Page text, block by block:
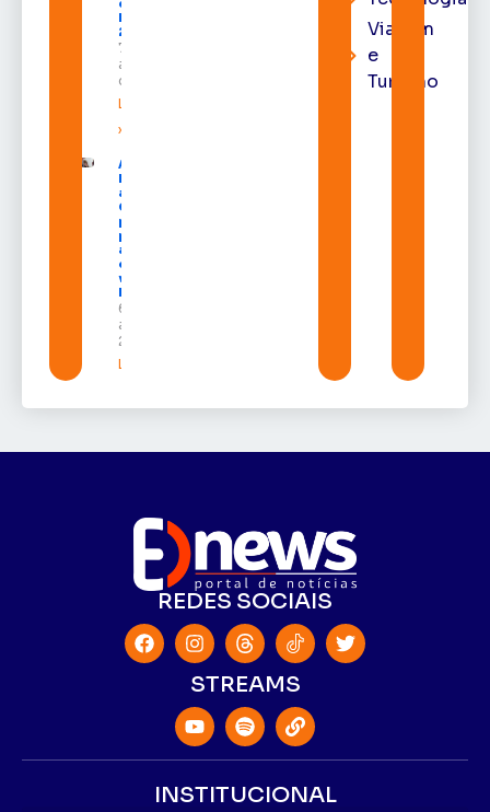
Expofeira
2026
7 de
agosto
de 2026
Leia mais
»
Após veto,
Lula envia
ao
Congresso
projeto
para criar
a UNIFRON
e grava
vídeo para
Randolfe
6 de
agosto de
2026
Leia mais »
Viagem
e
Turismo
REDES SOCIAIS
STREAMS
INSTITUCIONAL